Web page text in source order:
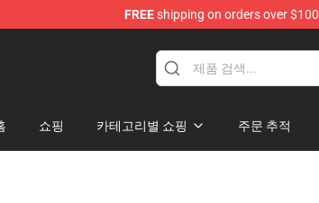
FREEshipping on orders over $100
쇼핑 카테고리별 쇼핑 주문 추적